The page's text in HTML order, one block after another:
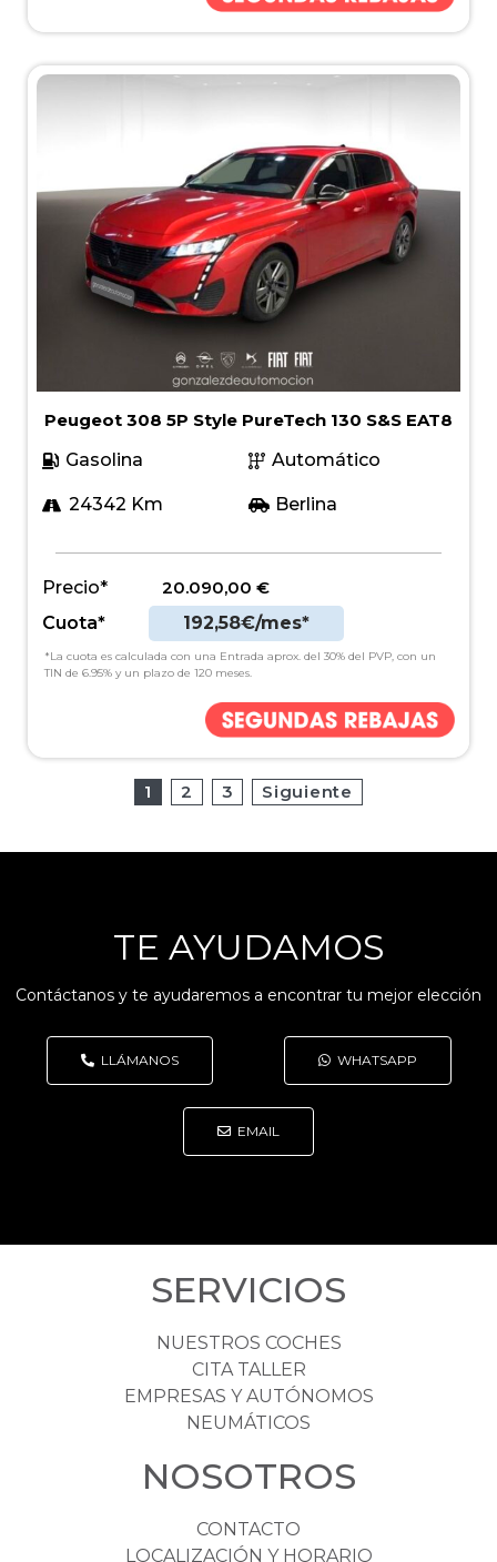
Peugeot 308 5P Style PureTech 130 S&S EAT8
Gasolina
Automático
24342 Km Berlina
Precio* 20.090,00 €
Cuota*
192,58€/mes*
*La cuota es calculada con una Entrada aprox. del 30% del PVP, con un
TIN de 6.95% y un plazo de 120 meses.
1 2 3 Siguiente
TE AYUDAMOS
Contáctanos y te ayudaremos a encontrar tu mejor elección
LLÁMANOS WHATSAPP
EMAIL
SERVICIOS
NUESTROS COCHES
CITA TALLER
EMPRESAS Y AUTÓNOMOS
NEUMÁTICOS
NOSOTROS
CONTACTO
LOCALIZACIÓN Y HORARIO